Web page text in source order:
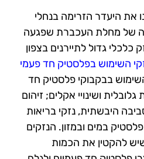
את היעדר הזרימה בנחלי
של מחלת העכברת שפגעה
כלכלי גדול לתיירנים בצפון
השימוש בפלסטיק חד פעמי
בבקבוקי פלסטיק חד
ושינויי אקלים; זיהום
היבשתית, נזקי בריאות
במים ובמזון. הנזקים
להקטין את הכמות